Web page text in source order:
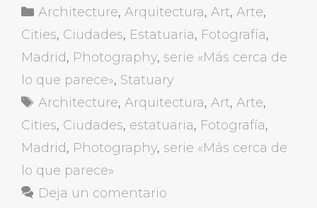
Categorías
Architecture,Arquitectura,Art,Arte,
Cities, Ciudades, Estatuaria, Fotografía,
Madrid, Photography, serie «Más cerca de
lo que parece», Statuary
Etiquetas
Architecture,Arquitectura,Art,Arte,
Cities, Ciudades, estatuaria, Fotografía,
Madrid, Photography, serie «Más cerca de
lo que parece»
Deja un comentario